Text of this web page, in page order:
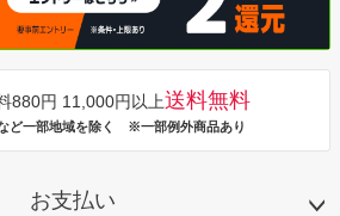
880円 11,000円以上送料無料
ど一部地域を除く ※一部例外商品あり
お支払い